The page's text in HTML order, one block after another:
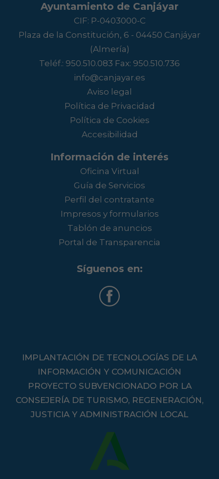
Ayuntamiento de Canjáyar
CIF: P-0403000-C
Plaza de la Constitución, 6 - 04450 Canjáyar
(Almería)
Teléf.: 950.510.083 Fax: 950.510.736
info@canjayar.es
Aviso legal
Política de Privacidad
Política de Cookies
Accesibilidad
Información de interés
Oficina Virtual
Guía de Servicios
Perfil del contratante
Impresos y formularios
Tablón de anuncios
Portal de Transparencia
Síguenos en:
IMPLANTACIÓN DE TECNOLOGÍAS DE LA
INFORMACIÓN Y COMUNICACIÓN
PROYECTO SUBVENCIONADO POR LA
CONSEJERÍA DE TURISMO, REGENERACIÓN,
JUSTICIA Y ADMINISTRACIÓN LOCAL